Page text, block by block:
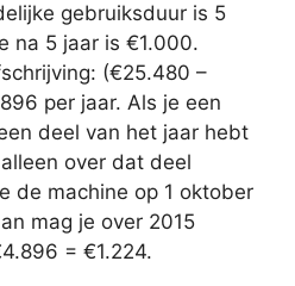
gebruiksduur is 5
na 5 jaar is €1.000.
(€25.480 –
per jaar. Als je een
deel van het jaar hebt
over dat deel
de machine op 1 oktober
mag je over 2015
= €1.224.